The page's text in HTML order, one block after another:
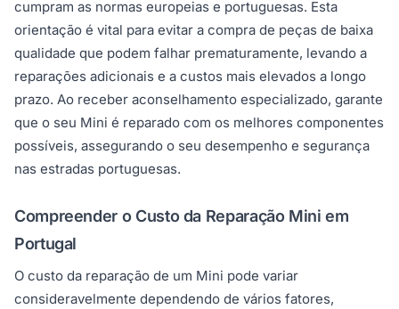
cumpram as normas europeias e portuguesas. Esta
orientação é vital para evitar a compra de peças de baixa
qualidade que podem falhar prematuramente, levando a
reparações adicionais e a custos mais elevados a longo
prazo. Ao receber aconselhamento especializado, garante
que o seu Mini é reparado com os melhores componentes
possíveis, assegurando o seu desempenho e segurança
nas estradas portuguesas.
Compreender o Custo da Reparação Mini em
Portugal
O custo da reparação de um Mini pode variar
consideravelmente dependendo de vários fatores,